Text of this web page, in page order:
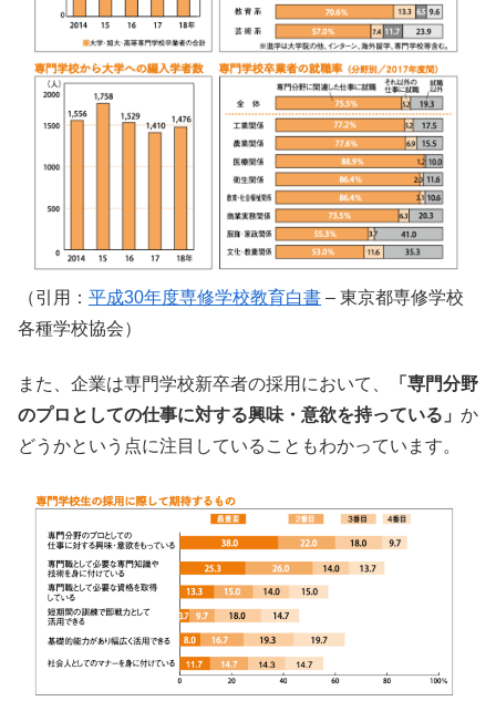
（引用： 平成30年度専修学校教育白書 – 東京都専修学校
各種学校協会）
また、企業は専門学校新卒者の採用において、
「専門分野
のプロとしての仕事に対する興味・意欲を持っている」 か
どうかという点に注目していることもわかっています。